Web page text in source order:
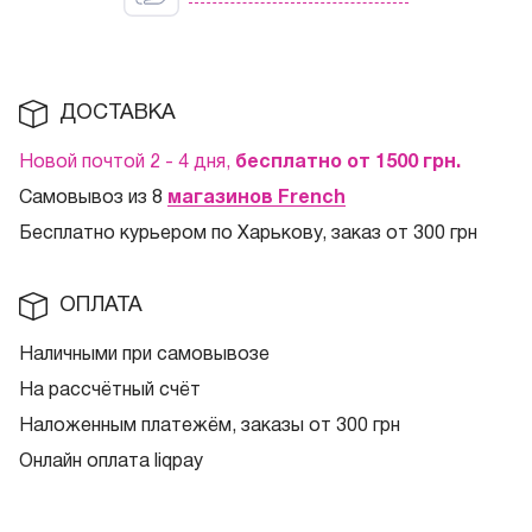
ДОСТАВКА
Новой почтой 2 - 4 дня, бесплатно от 1500 грн.
Самовывоз из 8 магазинов French
Бесплатно курьером по Харькову, заказ от 300 грн
ОПЛАТА
Наличными при самовывозе
На рассчётный счёт
Наложенным платежём, заказы от 300 грн
Онлайн оплата liqpay